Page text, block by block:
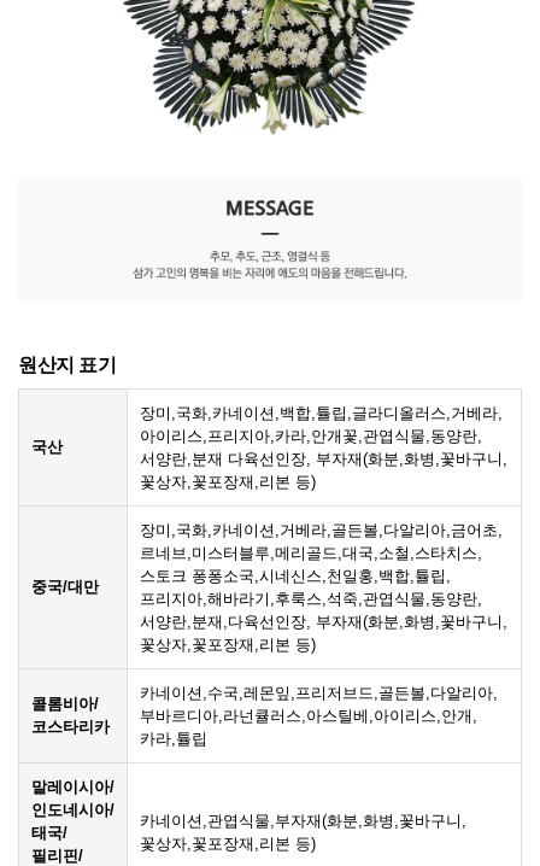
원산지 표기
국산
장미,국화,카네이션,백합,튤립,글라디올러스,거베라,
아이리스,프리지아,카라,안개꽃,관엽식물,동양란,
서양란,분재 다육선인장, 부자재(화분,화병,꽃바구니,
꽃상자,꽃포장재,리본 등)
중국/대만
장미,국화,카네이션,거베라,골든볼,다알리아,금어초,
르네브,미스터블루,메리골드,대국,소철,스타치스,
스토크 퐁퐁소국,시네신스,천일홍,백합,튤립,
프리지아,해바라기,후룩스,석죽,관엽식물,동양란,
서양란,분재,다육선인장, 부자재(화분,화병,꽃바구니,
꽃상자,꽃포장재,리본 등)
콜롬비아/
코스타리카
카네이션,수국,레몬잎,프리저브드,골든볼,다알리아,
부바르디아,라넌큘러스,아스틸베,아이리스,안개,
카라,튤립
말레이시아/
인도네시아/
태국/
필리핀/
카네이션,관엽식물,부자재(화분,화병,꽃바구니,
꽃상자,꽃포장재,리본 등)